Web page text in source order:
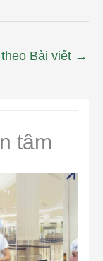
Bài viết →
tâm